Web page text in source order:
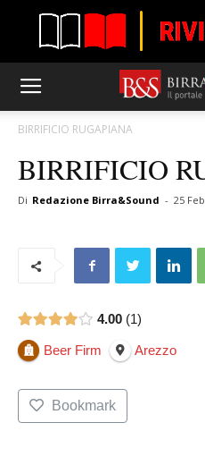
BIRRIFICIO RUGAPIANA
BIRRIFICIO
Di Redazione Birra&Sound - 25
4.00 1
Beer Firm Arezzo
Bookmark